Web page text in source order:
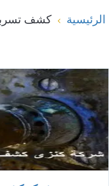
الرئيسية كشف